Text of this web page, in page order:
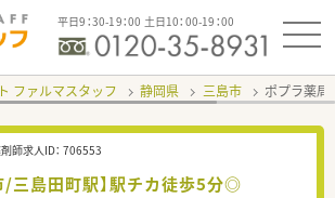
平日9：30-19：00 土日10：00-19：00
ファルマスタッフ 静岡県 三島市 ポプラ薬
師求人ID： 706553
/三島田町駅】駅チカ徒歩5分◎